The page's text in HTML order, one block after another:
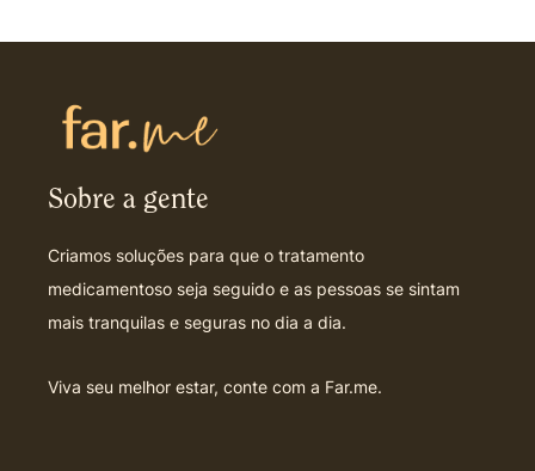
Sobre a gente
Criamos soluções para que o tratamento
medicamentoso seja seguido e as pessoas se sintam
mais tranquilas e seguras no dia a dia.
Viva seu melhor estar, conte com a Far.me.